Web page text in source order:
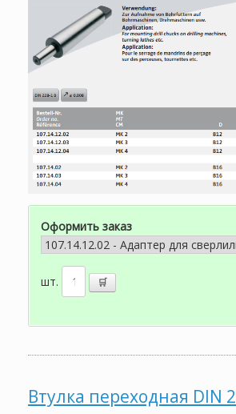
Оформить заказ
шт.
Втулка переходная DIN